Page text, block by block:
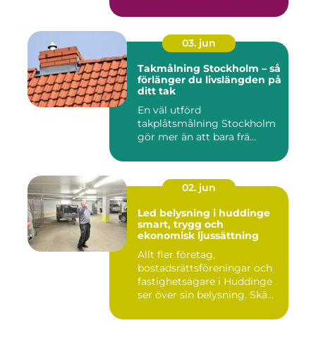
03. jun
Takmålning Stockholm – så
förlänger du livslängden på
ditt tak
En väl utförd
takplåtsmålning Stockholm
gör mer än att bara frä...
02. jun
Led belysning i huddinge
smart, trygg och
ekonomisk ljussättning
Allt fler företag,
bostadsrättsföreningar och
fastighetsägare i Huddinge
ser över sin belysning. Skä...